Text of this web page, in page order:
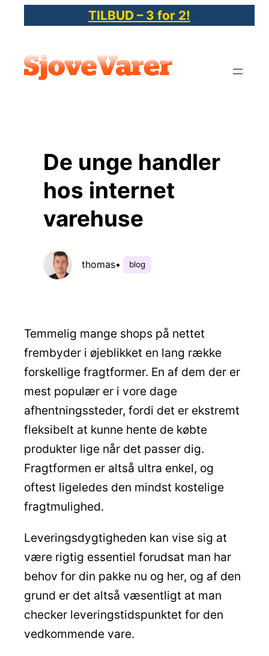
indhold
TILBUD – 3 for 2!
De unge handler
hos internet
varehuse
thomas• blog
Temmelig mange shops på nettet
frembyder i øjeblikket en lang række
forskellige fragtformer. En af dem der er
mest populær er i vore dage
afhentningssteder, fordi det er ekstremt
fleksibelt at kunne hente de købte
produkter lige når det passer dig.
Fragtformen er altså ultra enkel, og
oftest ligeledes den mindst kostelige
fragtmulighed.
Leveringsdygtigheden kan vise sig at
være rigtig essentiel forudsat man har
behov for din pakke nu og her, og af den
grund er det altså væsentligt at man
checker leveringstidspunktet for den
vedkommende vare.